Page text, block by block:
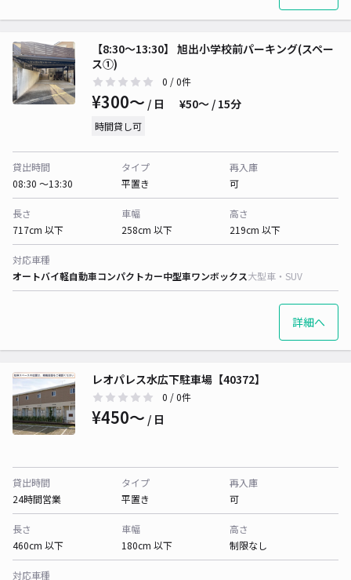
【8:30〜13:30】 旭出小学校前パーキング(スペー
ス①)
0 / 0件
¥300〜 / 日 ¥50〜 / 15分
時間貸し可
貸出時間
08:30 〜13:30
タイプ
平置き
再入庫
可
長さ
717cm 以下
車幅
258cm 以下
高さ
219cm 以下
対応車種
オートバイ軽自動車コンパクトカー中型車ワンボックス大型車・SUV
詳細へ
レオパレス水広下駐車場【40372】
0 / 0件
¥450〜 / 日
貸出時間
24時間営業
タイプ
平置き
再入庫
可
長さ
460cm 以下
車幅
180cm 以下
高さ
制限なし
対応車種